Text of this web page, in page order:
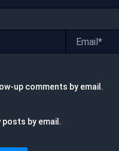
up comments by email.
posts by email.